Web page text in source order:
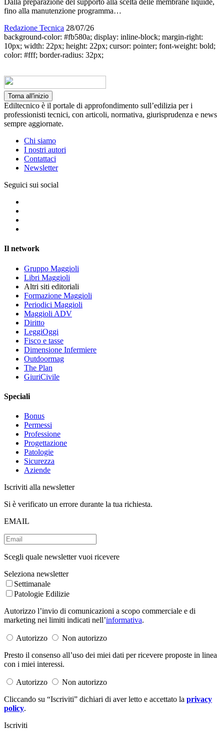
Dalla preparazione del supporto alla scelta delle membrane liquide,
fino alla manutenzione programma…
Redazione Tecnica 28/07/26
background-color: #fb580a; display: inline-block; margin-right:
10px; width: 22px; height: 22px; cursor: pointer; font-weight: bold;
color: #fff; border-radius: 32px;
Torna all'inizio
Ediltecnico è il portale di approfondimento sull’edilizia per i
professionisti tecnici, con articoli, normativa, giurisprudenza e news
sempre aggiornate.
Chi siamo
I nostri autori
Contattaci
Newsletter
Seguici sui social
Il network
Gruppo Maggioli
Libri Maggioli
Altri siti editoriali
Formazione Maggioli
Periodici Maggioli
Maggioli ADV
Diritto
LeggiOggi
Fisco e tasse
Dimensione Infermiere
Outdoormag
The Plan
GiuriCivile
Speciali
Bonus
Permessi
Professione
Progettazione
Patologie
Sicurezza
Aziende
Iscriviti alla newsletter
Si è verificato un errore durante la tua richiesta.
EMAIL
Scegli quale newsletter vuoi ricevere
Seleziona newsletter
Settimanale
Patologie Edilizie
Autorizzo l’invio di comunicazioni a scopo commerciale e di
marketing nei limiti indicati nell’informativa.
Autorizzo
Non autorizzo
Presto il consenso all’uso dei miei dati per ricevere proposte in linea
con i miei interessi.
Autorizzo
Non autorizzo
Cliccando su “Iscriviti” dichiari di aver letto e accettato la privacy
policy.
Iscriviti